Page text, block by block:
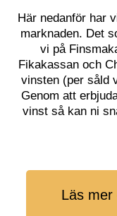
Här nedanför har
marknaden. Det
vi på
Fikakassan och
vinsten (per såld
Genom att
vinst så kan ni
Läs mer